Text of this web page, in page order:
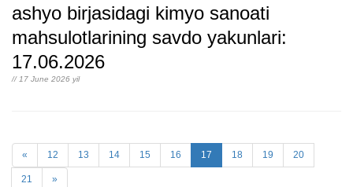
ashyo birjasidagi kimyo sanoati
mahsulotlarining savdo yakunlari:
17.06.2026
// 17 June 2026 yil
« 12 13 14 15 16 17 18 19 20
21 »